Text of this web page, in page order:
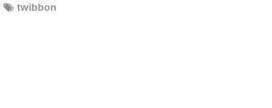
twibbon